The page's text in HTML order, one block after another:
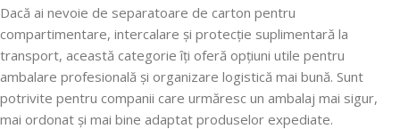
Dacă ai nevoie de separatoare de carton pentru
compartimentare, intercalare și protecție suplimentară la
transport, această categorie îți oferă opțiuni utile pentru
ambalare profesională și organizare logistică mai bună. Sunt
potrivite pentru companii care urmăresc un ambalaj mai sigur,
mai ordonat și mai bine adaptat produselor expediate.